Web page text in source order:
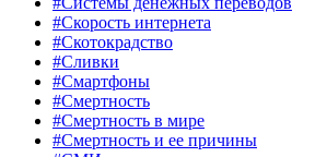
#Скорость интернета
#Скотокрадство
#Сливки
#Смартфоны
#Смертность
#Смертность в мире
#Смертность и ее причины